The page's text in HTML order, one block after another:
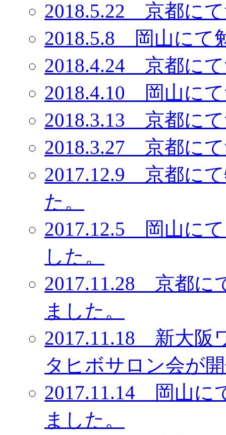
2018.5.22 京都に
2018.5.8 岡山にて
2018.4.24 京都に
2018.4.10 岡山に
2018.3.13 京都に
2018.3.27 京都に
2017.12.9 京都に
た。
2017.12.5 岡山に
した。
2017.11.28 京都に
ました。
2017.11.18 新大阪
タヒボサロン会が
2017.11.14 岡山に
ました。